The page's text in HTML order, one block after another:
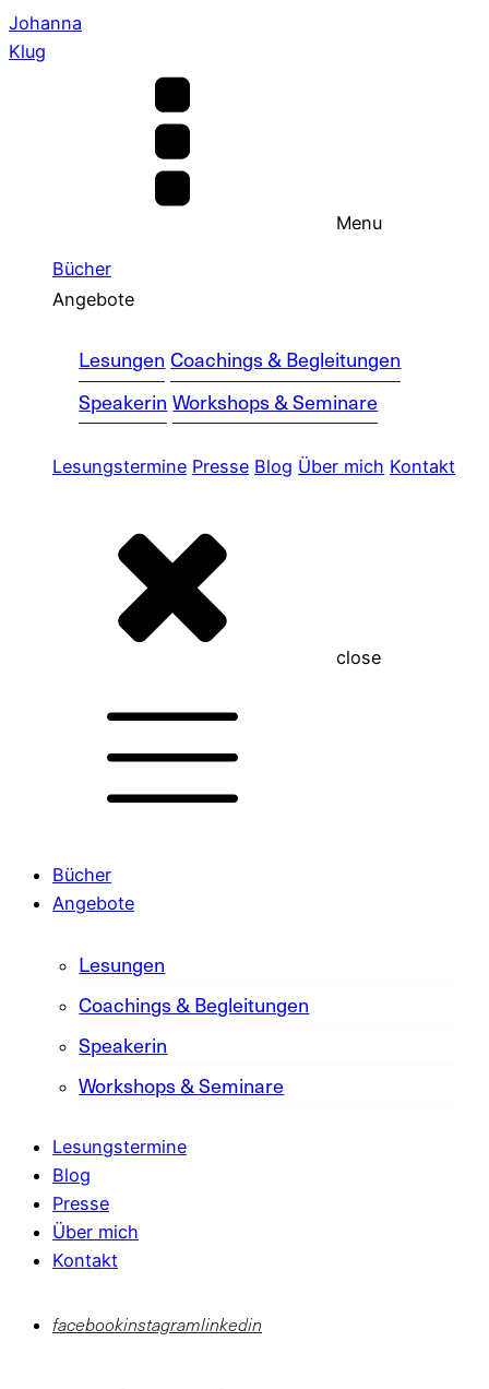
Johanna
Klug
Menu
Bücher
Angebote
Lesungen Coachings & Begleitungen
Speakerin Workshops & Seminare
Lesungstermine Presse Blog Über mich Kontakt
close
Bücher
Angebote
Lesungen
Coachings & Begleitungen
Speakerin
Workshops & Seminare
Lesungstermine
Blog
Presse
Über mich
Kontakt
facebookinstagramlinkedin